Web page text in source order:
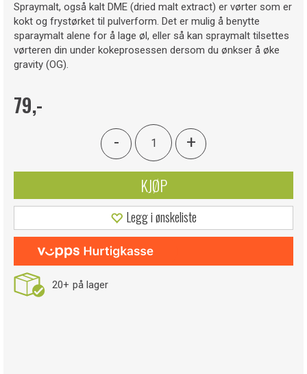
Spraymalt, også kalt DME (dried malt extract) er vørter som er
kokt og frystørket til pulverform. Det er mulig å benytte
sparaymalt alene for å lage øl, eller så kan spraymalt tilsettes
vørteren din under kokeprosessen dersom du ønkser å øke
gravity (OG).
79,-
- +
KJØP
Legg i ønskeliste
20+ på lager